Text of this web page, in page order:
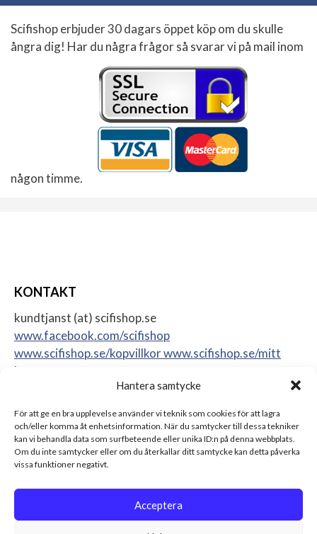
Hantera samtycke
För att ge en bra upplevelse använder vi teknik som cookies för att lagra
och/eller komma åt enhetsinformation. När du samtycker till dessa tekniker
kan vi behandla data som surfbeteende eller unika ID:n på denna webbplats.
Om du inte samtycker eller om du återkallar ditt samtycke kan detta påverka
vissa funktioner negativt.
Acceptera
Scifishop erbjuder 30 dagars öppet köp om du skulle
ångra dig! Har du några frågor så svarar vi på mail inom
någon timme.
KONTAKT
kundtjanst (at) scifishop.se
www.facebook.com/scifishop
www.scifishop.se/kopvillkorwww.scifishop.se/mitt
konto
17562 Järfälla
Sweden